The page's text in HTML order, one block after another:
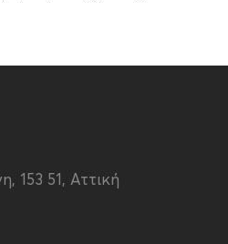
Samsung Galaxy S22+
Διάφανο
153 51, Αττική